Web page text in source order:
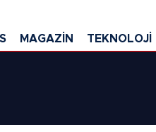
MAGAZİN TEKNOLOJİ